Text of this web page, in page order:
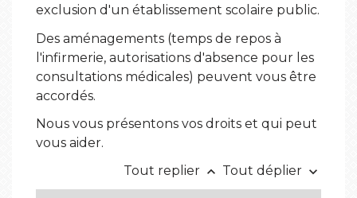
exclusion d'un établissement scolaire public.
Des aménagements (temps de repos à
l'infirmerie, autorisations d'absence pour les
consultations médicales) peuvent vous être
accordés.
Nous vous présentons vos droits et qui peut
vous aider.
Tout replier keyboard_arrow_up Tout déplier keyboard_arrow_down